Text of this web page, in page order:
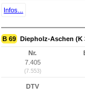
Infos...
B 69 Diepholz-Aschen (K
Nr.
7.405
(7.553)
DTV